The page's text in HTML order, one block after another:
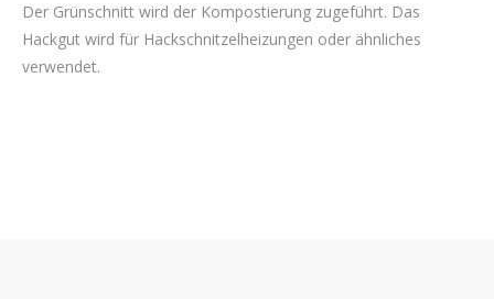
Der Grünschnitt wird der Kompostierung zugeführt. Das
Hackgut wird für Hackschnitzelheizungen oder ähnliches
verwendet.